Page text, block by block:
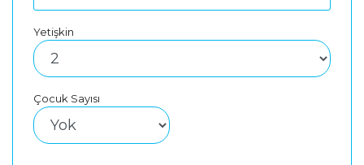
Yetişkin
Çocuk Sayısı